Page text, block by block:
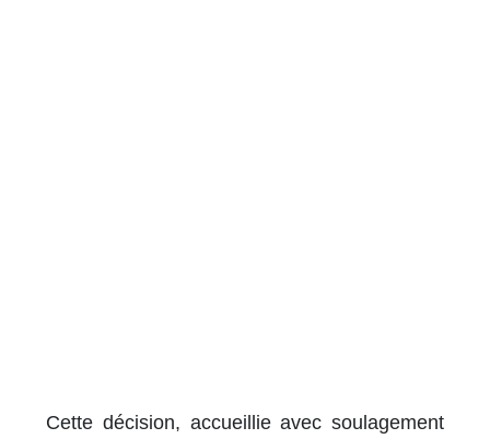
Cette décision, accueillie avec soulagement